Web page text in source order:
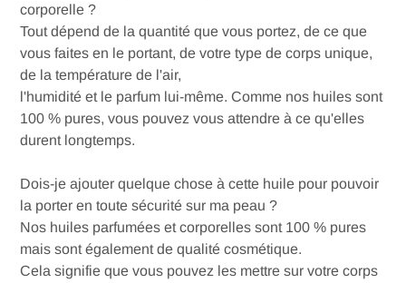
corporelle ?
Tout dépend de la quantité que vous portez, de ce que
vous faites en le portant, de votre type de corps unique,
de la température de l'air,
l'humidité et le parfum lui-même. Comme nos huiles sont
100 % pures, vous pouvez vous attendre à ce qu'elles
durent longtemps.
Dois-je ajouter quelque chose à cette huile pour pouvoir
la porter en toute sécurité sur ma peau ?
Nos huiles parfumées et corporelles sont 100 % pures
mais sont également de qualité cosmétique.
Cela signifie que vous pouvez les mettre sur votre corps